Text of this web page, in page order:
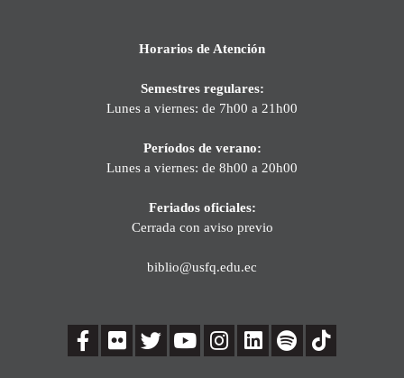
Horarios de Atención
Semestres regulares:
Lunes a viernes: de 7h00 a 21h00
Períodos de verano:
Lunes a viernes: de 8h00 a 20h00
Feriados oficiales:
Cerrada con aviso previo
biblio@usfq.edu.ec